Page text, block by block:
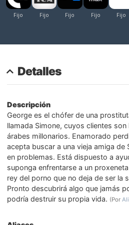
Detalles
Descripción
George es el chófer de una
llamada Simone, cuyos clientes
árabes millonarios. Enamorado
acepta buscar a una vieja amiga de
en problemas. Está dispuesto a
suponga enfrentarse a un
rey del porno que no deja de ser la
Pronto descubrirá algo que jamás
podría destruir su propia vida. (Por